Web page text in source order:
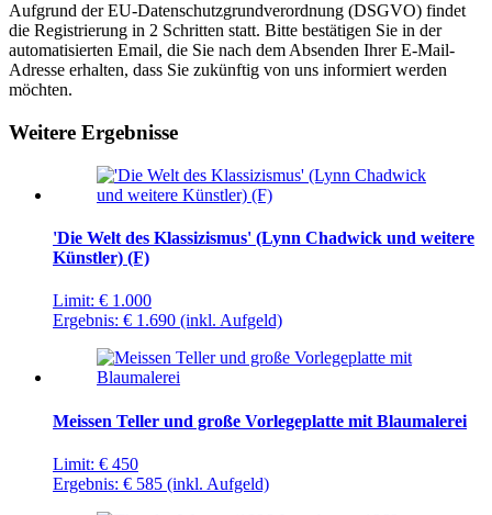
Aufgrund der EU-Datenschutzgrundverordnung (DSGVO) findet
die Registrierung in 2 Schritten statt. Bitte bestätigen Sie in der
automatisierten Email, die Sie nach dem Absenden Ihrer E-Mail-
Adresse erhalten, dass Sie zukünftig von uns informiert werden
möchten.
Weitere Ergebnisse
'Die Welt des Klassizismus' (Lynn Chadwick und weitere
Künstler) (F)
Limit: € 1.000
Ergebnis: € 1.690 (inkl. Aufgeld)
Meissen Teller und große Vorlegeplatte mit Blaumalerei
Limit: € 450
Ergebnis: € 585 (inkl. Aufgeld)